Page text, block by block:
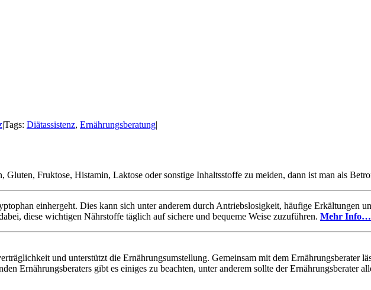
|Tags: Diätassistenz, Ernährungsberatung|
Fruktose, Histamin, Laktose oder sonstige Inhaltsstoffe zu meiden, dann ist man als
einhergeht. Dies kann sich unter anderem durch Antriebslosigkeit, häufige
diese wichtigen Nährstoffe täglich auf sichere und bequeme Weise zuzuführen. Mehr
und unterstützt die Ernährungsumstellung. Gemeinsam mit dem
Ernährungsberaters gibt es einiges zu beachten, unter anderem sollte der Ernährungsberater